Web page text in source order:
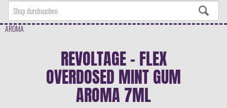
AROMA
REVOLTAGE - FLEX
OVERDOSED MINT GUM
AROMA 7ML